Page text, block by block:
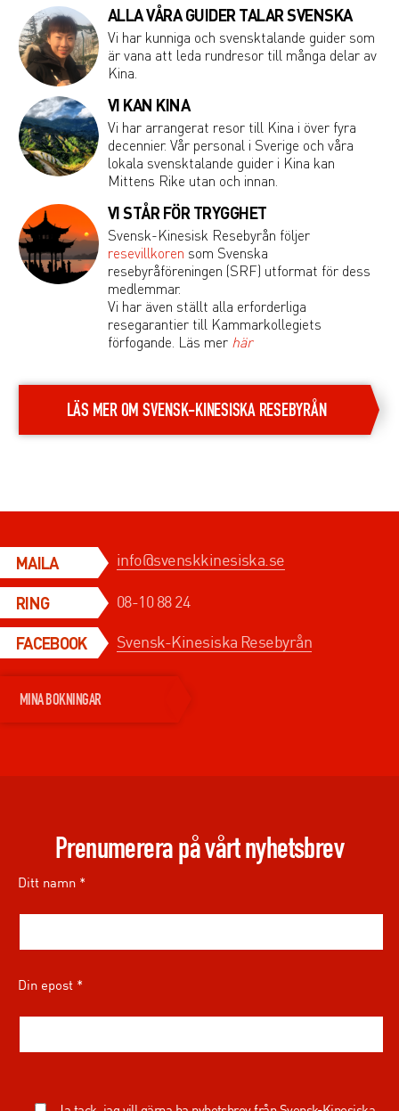
ALLA VÅRA GUIDER TALAR SVENSKA
Vi har kunniga och svensktalande guider som
är vana att leda rundresor till många delar av
Kina.
VI KAN KINA
Vi har arrangerat resor till Kina i över fyra
decennier. Vår personal i Sverige och våra
lokala svensktalande guider i Kina kan
Mittens Rike utan och innan.
VI STÅR FÖR TRYGGHET
Svensk-Kinesisk Resebyrån följer
resevillkoren som Svenska
resebyråföreningen (SRF) utformat för dess
medlemmar.
Vi har även ställt alla erforderliga
resegarantier till Kammarkollegiets
förfogande. Läs mer här
LÄS MER OM SVENSK-KINESISKA RESEBYRÅN
MAILA info@svenskkinesiska.se
RING 08-10 88 24
FACEBOOK Svensk-Kinesiska Resebyrån
MINA BOKNINGAR
Prenumerera på vårt nyhetsbrev
Ditt namn *
Din epost *